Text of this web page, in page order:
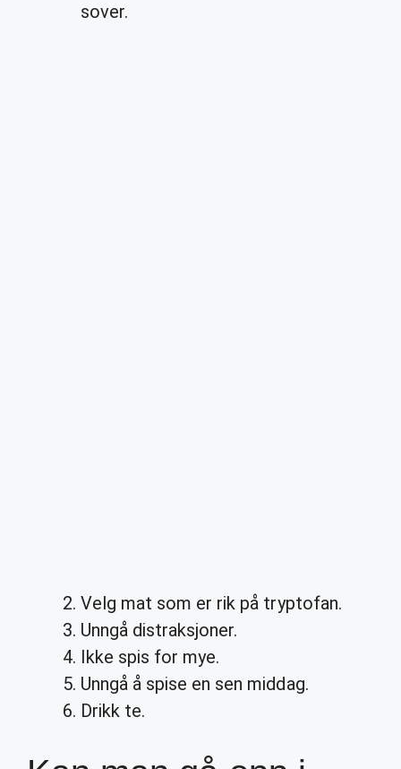
sover.
Velg mat som er rik på tryptofan.
Unngå distraksjoner.
Ikke spis for mye.
Unngå å spise en sen middag.
Drikk te.